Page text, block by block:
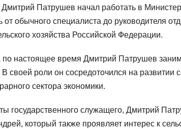
Дмитрий Патрушев начал работать в
от обычного специалиста до руководителя
хозяйства Российской Федерации.
настоящее время Дмитрий Патрушев
своей роли он сосредоточился на развитии
сектора экономики.
государственного служащего, Дмитрий
который также проявляет интерес к